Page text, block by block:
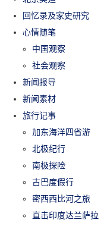
回忆录及家史研究
心情随笔
中国观察
社会观察
新闻报导
新闻素材
旅行记事
加东海洋四省游
北极纪行
南极探险
古巴度假行
密西西比河之旅
直击印度达兰萨拉